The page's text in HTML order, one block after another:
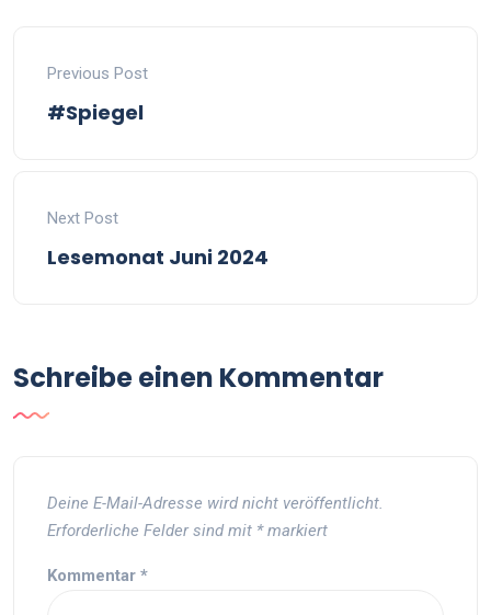
Previous Post
#Spiegel
Next Post
Lesemonat Juni 2024
Schreibe einen Kommentar
Deine E-Mail-Adresse wird nicht veröffentlicht.
Erforderliche Felder sind mit *markiert
Kommentar *